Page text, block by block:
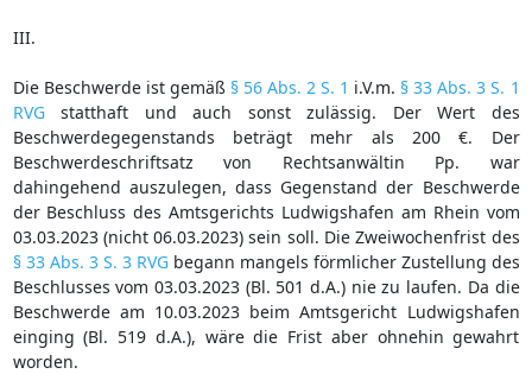
III.
Die Beschwerde ist gemäß § 56 Abs. 2 S. 1 i.V.m. § 33 Abs. 3 S. 1
RVGstatthaft und auch sonst zulässig. Der Wert des
Beschwerdegegenstands beträgt mehr als 200 €. Der
Beschwerdeschriftsatz von Rechtsanwältin Pp. war
dahingehend auszulegen, dass Gegenstand der Beschwerde
der Beschluss des Amtsgerichts Ludwigshafen am Rhein vom
03.03.2023 (nicht 06.03.2023) sein soll. Die Zweiwochenfrist des
§ 33 Abs. 3 S. 3 RVGbegann mangels förmlicher Zustellung des
Beschlusses vom 03.03.2023 (Bl. 501 d.A.) nie zu laufen. Da die
Beschwerde am 10.03.2023 beim Amtsgericht Ludwigshafen
einging (Bl. 519 d.A.), wäre die Frist aber ohnehin gewahrt
worden.